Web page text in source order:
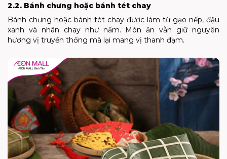
2.2. Bánh chưng hoặc bánh tét chay
Bánh chưng hoặc bánh tét chay được làm từ gạo nếp, đậu
xanh và nhân chay như nấm. Món ăn vẫn giữ nguyên
hương vị truyền thống mà lại mang vị thanh đạm.